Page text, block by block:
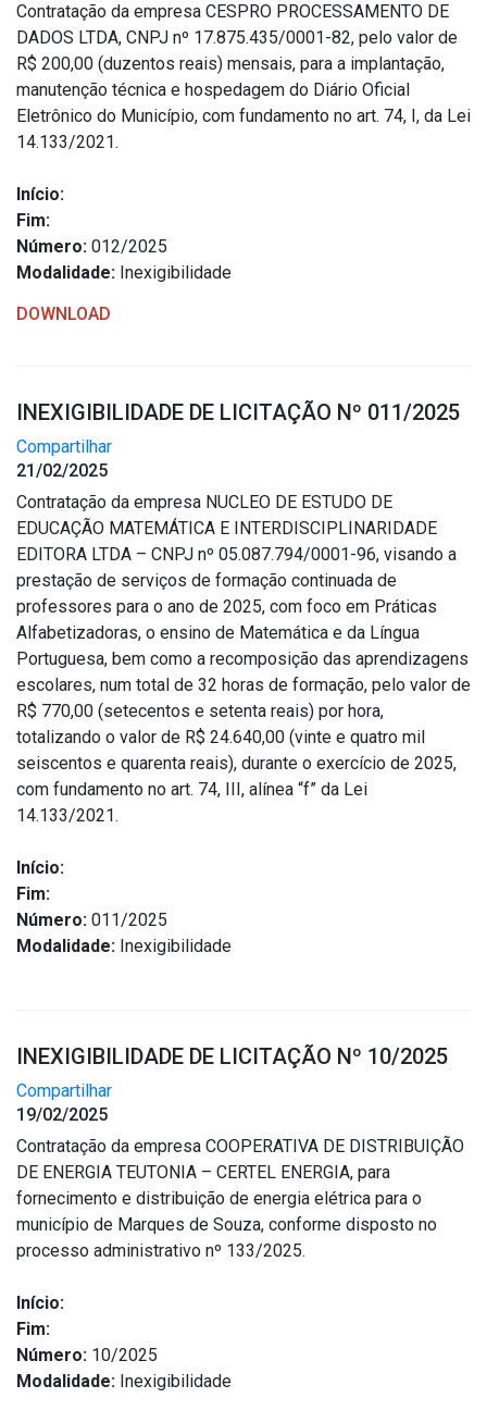
Contratação da empresa CESPRO PROCESSAMENTO DE
DADOS LTDA, CNPJ nº 17.875.435/0001-82, pelo valor de
R$ 200,00 (duzentos reais) mensais, para a implantação,
manutenção técnica e hospedagem do Diário Oficial
Eletrônico do Município, com fundamento no art. 74, I, da Lei
14.133/2021.
Início:
Fim:
Número: 012/2025
Modalidade: Inexigibilidade
DOWNLOAD
INEXIGIBILIDADE DE LICITAÇÃO Nº 011/2025
Compartilhar
21/02/2025
Contratação da empresa NUCLEO DE ESTUDO DE
EDUCAÇÃO MATEMÁTICA E INTERDISCIPLINARIDADE
EDITORA LTDA – CNPJ nº 05.087.794/0001-96, visando a
prestação de serviços de formação continuada de
professores para o ano de 2025, com foco em Práticas
Alfabetizadoras, o ensino de Matemática e da Língua
Portuguesa, bem como a recomposição das aprendizagens
escolares, num total de 32 horas de formação, pelo valor de
R$ 770,00 (setecentos e setenta reais) por hora,
totalizando o valor de R$ 24.640,00 (vinte e quatro mil
seiscentos e quarenta reais), durante o exercício de 2025,
com fundamento no art. 74, III, alínea “f” da Lei
14.133/2021.
Início:
Fim:
Número: 011/2025
Modalidade: Inexigibilidade
INEXIGIBILIDADE DE LICITAÇÃO Nº 10/2025
Compartilhar
19/02/2025
Contratação da empresa COOPERATIVA DE DISTRIBUIÇÃO
DE ENERGIA TEUTONIA – CERTEL ENERGIA, para
fornecimento e distribuição de energia elétrica para o
município de Marques de Souza, conforme disposto no
processo administrativo nº 133/2025.
Início:
Fim:
Número: 10/2025
Modalidade: Inexigibilidade